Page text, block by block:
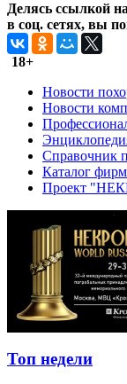
Делясь ссылкой
в соц. сетях, вы
18+
Новости
Новости
Справочник
Каталог фирм
Проект
Топ недели